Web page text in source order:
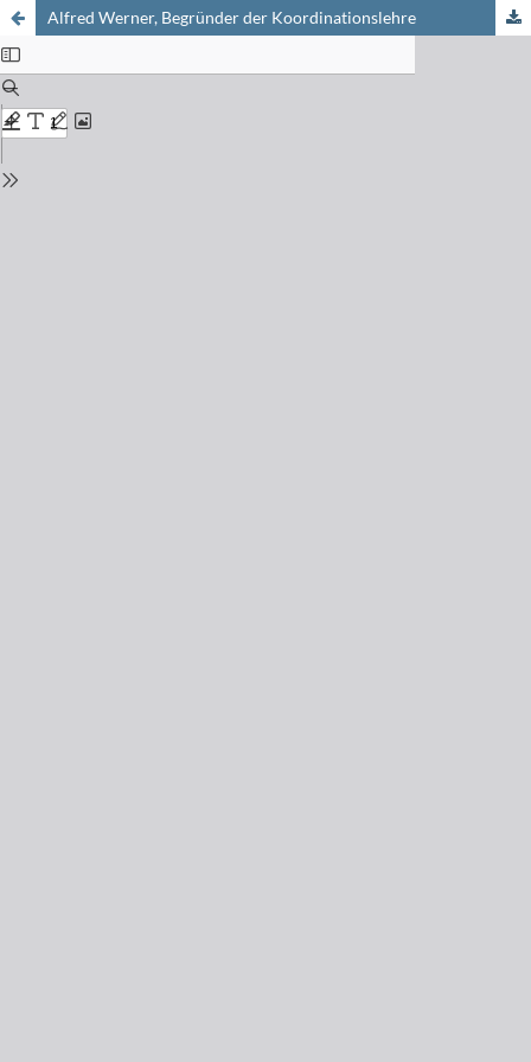
Alfred Werner, Begründer der Koordinationslehre